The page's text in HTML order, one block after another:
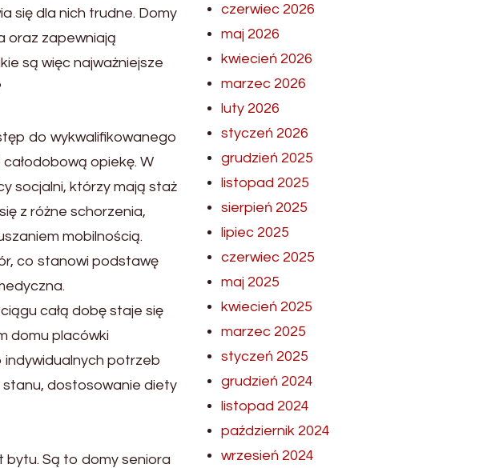
się dla nich trudne. Domy
oraz zapewniają
są więc najważniejsze
do wykwalifikowanego
opiekę. W
socjalni, którzy mają staż
z różne schorzenia,
mobilnością.
co stanowi podstawę
całą dobę staje się
domu placówki
potrzeb
dostosowanie diety
Są to domy seniora
czerwiec 2026
maj 2026
kwiecień 2026
marzec 2026
luty 2026
styczeń 2026
grudzień 2025
listopad 2025
sierpień 2025
lipiec 2025
czerwiec 2025
maj 2025
kwiecień 2025
marzec 2025
styczeń 2025
grudzień 2024
listopad 2024
październik 2024
wrzesień 2024